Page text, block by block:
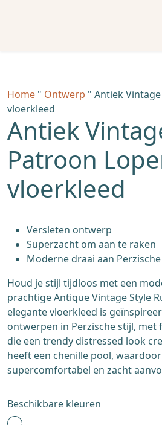
Home " Ontwerp " Antiek
vloerkleed
Antiek
Patroon
vloerkleed
Versleten ontwerp
Superzacht om aan te raken
Moderne draai aan
Houd je stijl tijdloos met een
prachtige Antique Vintage Style
elegante vloerkleed is
ontwerpen in Perzische stijl, met
die een trendy distressed look
heeft een chenille pool,
supercomfortabel en zacht
Beschikbare kleuren